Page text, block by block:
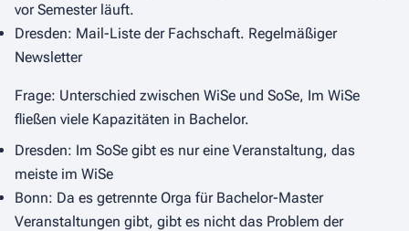
vor Semester läuft.
Dresden: Mail-Liste der Fachschaft. Regelmäßiger
Newsletter
Frage: Unterschied zwischen WiSe und SoSe, Im WiSe
fließen viele Kapazitäten in Bachelor.
Dresden: Im SoSe gibt es nur eine Veranstaltung, das
meiste im WiSe
Bonn: Da es getrennte Orga für Bachelor-Master
Veranstaltungen gibt, gibt es nicht das Problem der